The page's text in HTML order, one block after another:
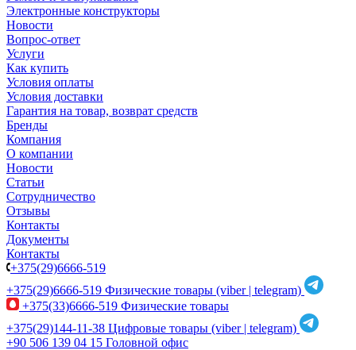
Электронные конструкторы
Новости
Вопрос-ответ
Услуги
Как купить
Условия оплаты
Условия доставки
Гарантия на товар, возврат средств
Бренды
Компания
О компании
Новости
Статьи
Сотрудничество
Отзывы
Контакты
Документы
Контакты
+375(29)6666-519
+375(29)6666-519 Физические товары (viber | telegram)
+375(33)6666-519 Физические товары
+375(29)144-11-38 Цифровые товары (viber | telegram)
+90 506 139 04 15 Головной офис